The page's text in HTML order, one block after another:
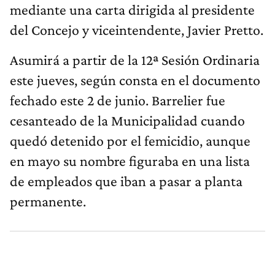
mediante una carta dirigida al presidente
del Concejo y viceintendente, Javier Pretto.
Asumirá a partir de la 12ª Sesión Ordinaria
este jueves, según consta en el documento
fechado este 2 de junio. Barrelier fue
cesanteado de la Municipalidad cuando
quedó detenido por el femicidio, aunque
en mayo su nombre figuraba en una lista
de empleados que iban a pasar a planta
permanente.